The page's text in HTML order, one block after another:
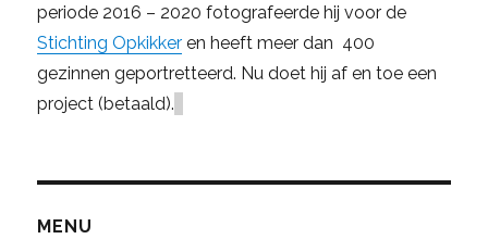
periode 2016 – 2020 fotografeerde hij voor de
Stichting Opkikker en heeft meer dan 400
gezinnen geportretteerd. Nu doet hij af en toe een
project (betaald).
MENU